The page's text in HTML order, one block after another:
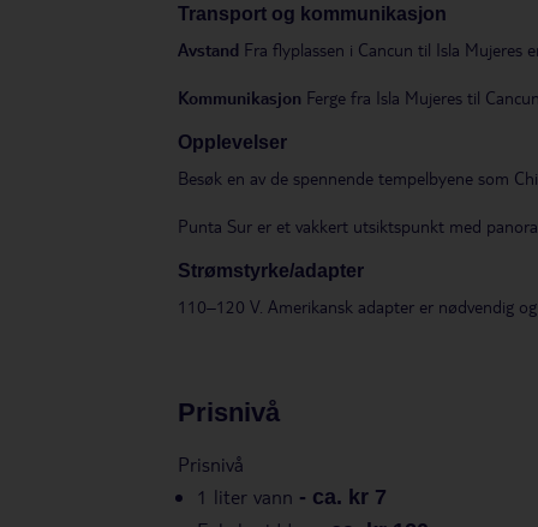
Transport og kommunikasjon
Avstand Fra flyplassen i Cancun til Isla Mujeres
Kommunikasjon Ferge fra Isla Mujeres til
Opplevelser
Besøk en av de spennende tempelbyene som
Punta Sur er et vakkert utsiktspunkt med
Strømstyrke/adapter
110–120 V. Amerikansk adapter er nødvendig
Prisnivå
Prisnivå
1 liter vann - ca. kr 7